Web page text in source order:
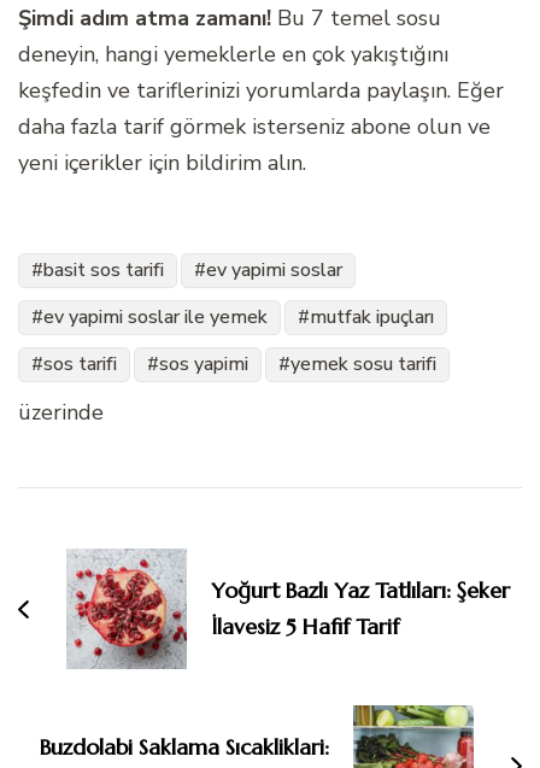
Şimdi adım atma zamanı! Bu 7 temel sosu
deneyin, hangi yemeklerle en çok yakıştığını
keşfedin ve tariflerinizi yorumlarda paylaşın. Eğer
daha fazla tarif görmek isterseniz abone olun ve
yeni içerikler için bildirim alın.
basit sos tarifi
ev yapimi soslar
ev yapimi soslar ile yemek
mutfak ipuçları
sos tarifi
sos yapimi yemek sosu tarifi
üzerinde
dolaşımı
Yoğurt Bazlı Yaz Tatlıları: Şeker
İlavesiz 5 Hafif Tarif
Buzdolabi Saklama Sıcakliklari: